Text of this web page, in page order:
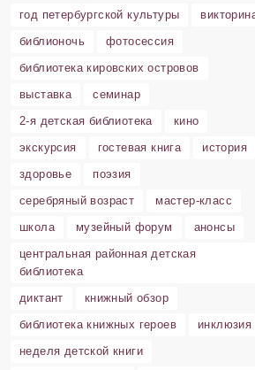
год петербургской культуры
библионочь
фотосессия
библиотека кировских островов
выставка
семинар
2-я детская библиотека
кино
экскурсия
гостевая книга
история
здоровье
поэзия
серебряный возраст
мастер-класс
школа
музейный форум
анонсы
центральная районная детская
библиотека
диктант
книжный обзор
библиотека книжных героев
инклюзия
неделя детской книги